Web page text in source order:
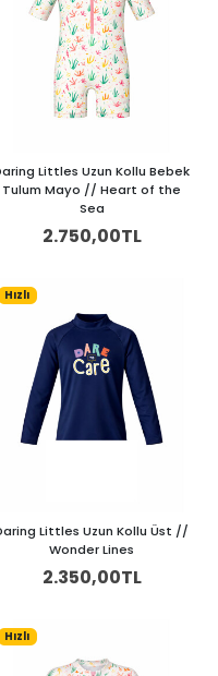
Littles Uzun Kollu Bebek
Tulum Mayo // Heart of the
Sea
2.750,00TL
Hızlı
Littles Uzun Kollu Üst //
Wonder Lines
2.350,00TL
Hızlı